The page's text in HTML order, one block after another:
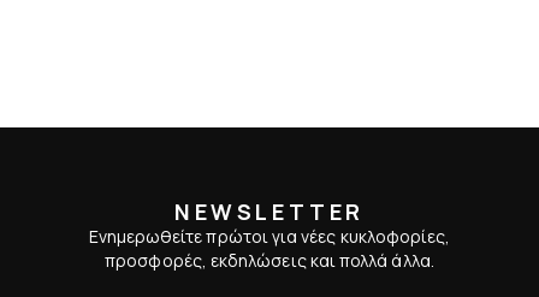
NEWSLETTER
Ενημερωθείτε πρώτοι για νέες κυκλοφορίες,
προσφορές, εκδηλώσεις και πολλά άλλα.